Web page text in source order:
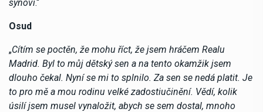
synovi.“
Osud
„Cítím se poctěn, že mohu říct, že jsem hráčem Realu
Madrid. Byl to můj dětský sen a na tento okamžik jsem
dlouho čekal. Nyní se mi to splnilo. Za sen se nedá platit. Je
to pro mě a mou rodinu velké zadostiučinění. Vědí, kolik
úsilí jsem musel vynaložit, abych se sem dostal, mnoho